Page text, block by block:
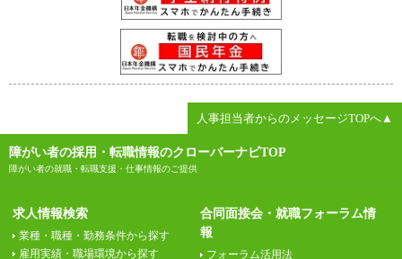
人事担当者からのメッセージTOPへ▲
障がい者の採用・転職情報のクローバーナビTOP
障がい者の就職・転職支援・仕事情報のご提供
求人情報検索
業種・職種・勤務条件から探す
雇用実績・職場環境から探す
合同面接会・就職フォーラム情
報
フォーラム活用法